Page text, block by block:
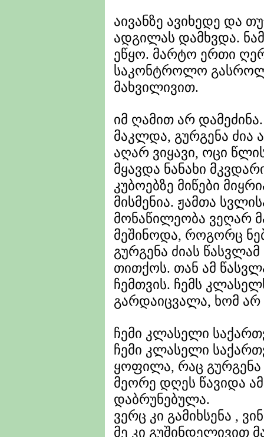
აივანზე ავიხედე და
ადგილას დამხვდა.
ეწყო. მარტო ერთი
საკონტროლო
მახვილივით.
იმ ღამით არ
მაკლდა, გურგენა ძია
აღარ ვიყავი, ოცი
მყავდა ნანახი
კუბოებზე მიწები
მისმენია. ჟამთა
მონაწილეობა ვეღარ
მეშინოდა, როგორც
გურგენა ძიას
თითქოს. თან ამ
ჩემთვის. ჩემს
გარდაიცვალა, ხომ არ
ჩემი კლასელი
ჩემი კლასელი
ყოფილა, რაც გურგენა
მეორე დღეს წავიდა
დაბრუნებულა.
ვერც კი გამიხსენა ,
მე კი გუშინდელივით